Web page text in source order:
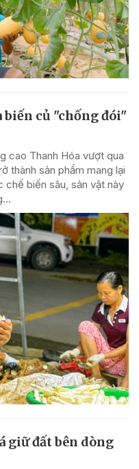
biến củ "chống đói"
cao Thanh Hóa vượt qua
thành sản phẩm mang lại
chế biến sâu, sản vật này
giữ đất bên dòng